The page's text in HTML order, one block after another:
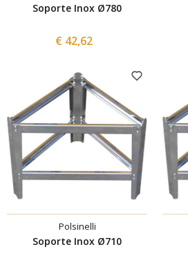
Soporte Inox Ø780
€ 42,62
Polsinelli
Soporte Inox Ø710